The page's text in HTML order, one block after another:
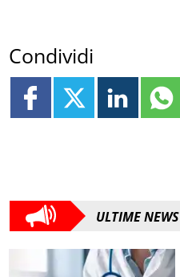
Condividi
ULTIME NEWS